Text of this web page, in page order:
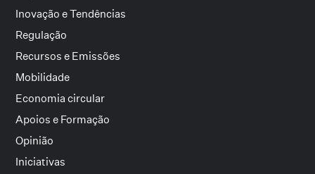
Inovação e Tendências
Regulação
Recursos e Emissões
Mobilidade
Economia circular
Apoios e Formação
Opinião
Iniciativas